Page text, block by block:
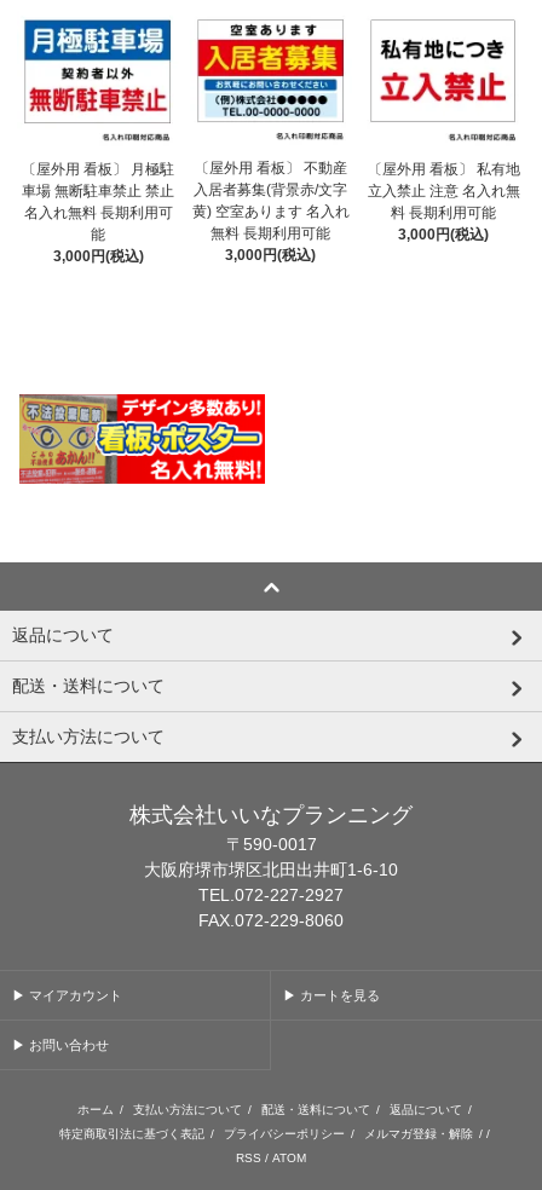
〔屋外用 看板〕 月極駐
車場 無断駐車禁止 禁止
名入れ無料 長期利用可
能
3,000円(税込)
〔屋外用 看板〕 不動産
入居者募集(背景赤/文字
黄) 空室あります 名入れ
無料 長期利用可能
3,000円(税込)
〔屋外用 看板〕 私有地
立入禁止 注意 名入れ無
料 長期利用可能
3,000円(税込)
返品について
配送・送料について
支払い方法について
株式会社いいなプランニング
〒590-0017
大阪府堺市堺区北田出井町1-6-10
TEL.072-227-2927
FAX.072-229-8060
▶ マイアカウント ▶ カートを見る
▶ お問い合わせ
ホーム / 支払い方法について / 配送・送料について / 返品について /
特定商取引法に基づく表記 / プライバシーポリシー / メルマガ登録・解除 / /
RSS / ATOM